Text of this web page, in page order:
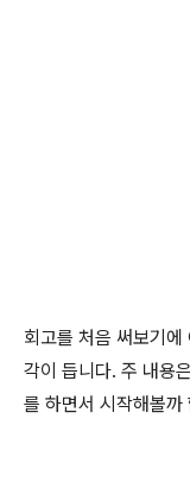
회고를 처음 써보기
각이 듭니다. 주 내용
를 하면서 시작해볼까